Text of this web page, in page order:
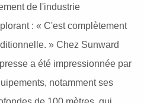
de l'industrie
: « C'est complètement
» Chez Sunward
a été impressionnée par
notamment ses